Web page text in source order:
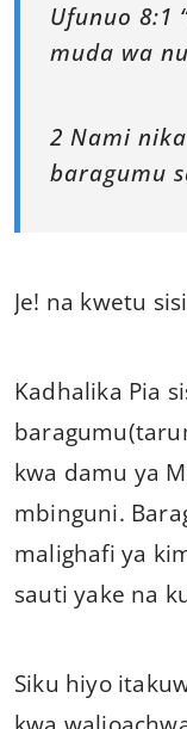
Ufunuo 8:1
muda wa
2 Nami
baragumu
Je! na kwetu
Kadhalika Pia
kwa damu ya
mbinguni.
malighafi ya
sauti yake na
Siku hiyo